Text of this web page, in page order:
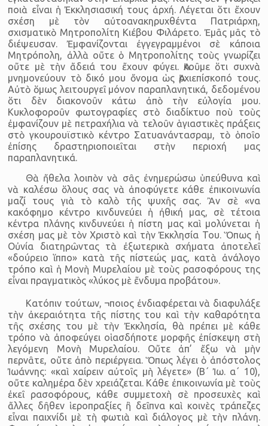
ποιὰ εἶναι ἡ Ἐκκλησιασική τους ἀρχή. Λέγεται ὅτι ἔχουν
σχέση μὲ τὸν αὐτοανακηρυχθέντα Πατριάρχη,
σχισματικὸ Μητροπολίτη Κιέβου Φιλάρετο. Ἐμᾶς μᾶς τὸ
διέψευσαν. Ἐμφανίζονται ἐγγεγραμμένοι σὲ κάποια
Μητρόπολη, ἀλλὰ οὔτε ὁ Μητροπολίτης τοὺς γνωρίζει
οὔτε μὲ τὴν ἄδειά του ἔχουν φύγει. Ἀκοῦμε ὅτι συχνὰ
μνημονεύουν τὸ δικό μου ὄνομα ὡς Ἀρχιεπίσκοπό τους.
Αὐτὸ ὅμως λειτουργεῖ μόνον παραπλανητικά, δεδομένου
ὅτι δὲν διακονοῦν κάτω ἀπὸ τὴν εὐλογία μου.
Κυκλοφοροῦν φωτογραφίες στὸ διαδίκτυο ποὺ τοὺς
ἐμφανίζουν μὲ πετραχήλια νὰ τελοῦν ἁγιαστικὲς πράξεις
στὸ γκουρουϊστικὸ κέντρο Σατυανάντασραμ, τὸ ὁποῖο
ἐπίσης δραστηριοποιεῖται στὴν περιοχή μας
παραπλανητικά.
Θὰ ἤθελα λοιπὸν νὰ σᾶς ἐνημερώσω ὑπεύθυνα καὶ
νὰ καλέσω ὅλους σας νὰ ἀποφύγετε κάθε ἐπικοινωνία
μαζί τους γιὰ τὸ καλὸ τῆς ψυχῆς σας. Ἂν σὲ «να
κακόφημο κέντρο κινδυνεύει ἡ ἠθική μας, σὲ τέτοια
κέντρα πλάνης κινδυνεύει ἡ πίστη μας καὶ μολύνεται ἡ
σχέση μας μὲ τὸν Χριστὸ καὶ τὴν Ἐκκλησία Του. Ὅπως ἡ
Οὐνία διατηρῶντας τὰ ἐξωτερικὰ σχήματα ἀποτελεῖ
«δούρειο ἵππο» κατὰ τῆς πίστεώς μας, κατὰ ἀνάλογο
τρόπο καὶ ἡ Μονὴ Μυρελαίου μὲ τοὺς ρασοφόρους της
εἶναι πραγματικὸς «λύκος μὲ ἔνδυμα προβάτου».
Κατόπιν τούτων, ¬ποιος ἐνδιαφέρεται νὰ διαφυλάξε
τὴν ἀκεραιότητα τῆς πίστης του καὶ τὴν καθαρότητα
τῆς σχέσης του μὲ τὴν Ἐκκλησία, θὰ πρέπει μὲ κάθε
τρόπο νὰ ἀποφεύγει οἱασδήποτε μορφῆς ἐπίσκεψη στὴ
λεγόμενη Μονὴ Μυρελαίου. Οὔτε ἀπ’ ἔξω νὰ μὴν
περνᾶτε, οὔτε ἀπὸ περιέργεια. Ὅπως λέγει ὁ ἀπόστολος
Ἰωάννης: «καὶ χαίρειν αὐτοῖς μὴ λέγετε» (Β΄ Ἰω. α΄ 10),
οὔτε καλημέρα δὲν χρειάζεται. Κάθε ἐπικοινωνία μὲ τοὺς
ἐκεῖ ρασοφόρους, κάθε συμμετοχὴ σὲ προσευχὲς καὶ
ἄλλες δῆθεν ἱεροπραξίες ἢ δεῖπνα καὶ κοινὲς τράπεζες
εἶναι παιχνίδι μὲ τὴ φωτιὰ καὶ διάλογος μὲ τὴν πλάνη.